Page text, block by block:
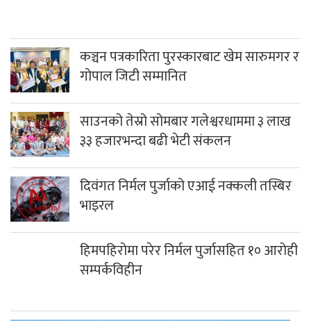
कञ्चन पत्रकारिता पुरस्कारबाट खेम सारुमगर र
गोपाल जिटी सम्मानित
साउनको तेस्रो सोमबार गलेश्वरधाममा ३ लाख
३३ हजारभन्दा बढी भेटी संकलन
दिवंगत निर्मल पुर्जाको एआई नक्कली तस्बिर
भाइरल
हिमपहिरोमा परेर निर्मल पुर्जासहित १० आरोही
सम्पर्कविहीन